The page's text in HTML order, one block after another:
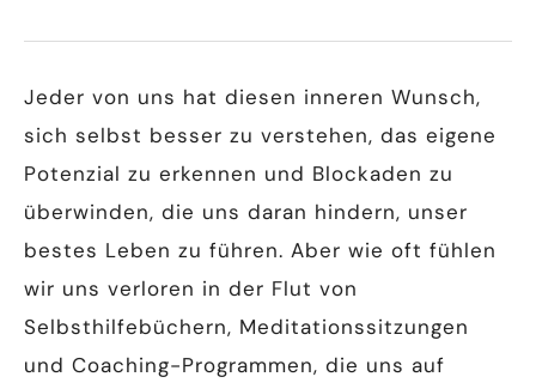
Jeder von uns hat diesen inneren Wunsch,
sich selbst besser zu verstehen, das eigene
Potenzial zu erkennen und Blockaden zu
überwinden, die uns daran hindern, unser
bestes Leben zu führen. Aber wie oft fühlen
wir uns verloren in der Flut von
Selbsthilfebüchern, Meditationssitzungen
und Coaching-Programmen, die uns auf